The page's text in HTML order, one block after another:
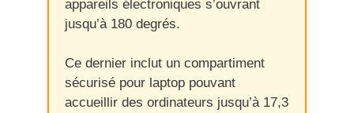
appareils électroniques s’ouvrant
jusqu’à 180 degrés.
Ce dernier inclut un compartiment
sécurisé pour laptop pouvant
accueillir des ordinateurs jusqu’à 17,3